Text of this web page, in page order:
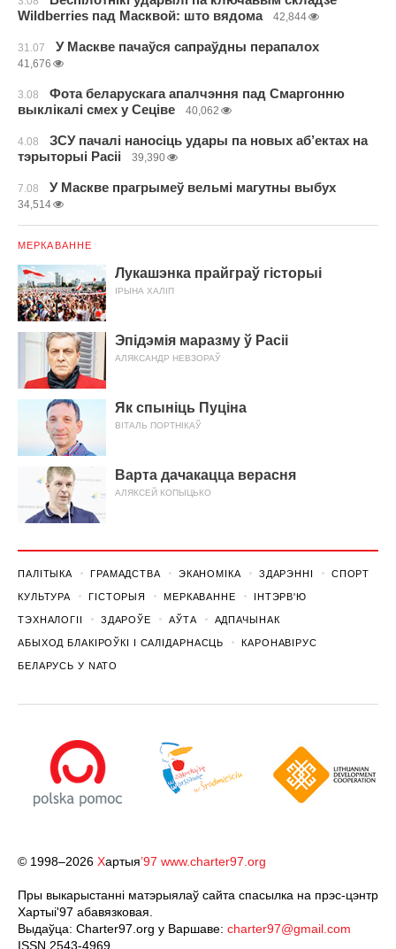
Wildberries пад Масквой: што вядома
42,844
31.07 У Маскве пачаўся сапраўдны перапалох
41,676
3.08
Фота беларускага апалчэння пад Смаргонню
выклікалі смех у Сеціве
40,062
4.08
ЗСУ пачалі наносіць удары па новых аб’ектах на
тэрыторыі Расіі
39,390
7.08 У Маскве прагрымеў вельмі магутны выбух
34,514
МЕРКАВАННЕ
Лукашэнка прайграў гісторыі
ІРЫНА ХАЛІП
Эпідэмія маразму ў Расіі
АЛЯКСАНДР НЕВЗОРАЎ
Як спыніць Пуціна
ВІТАЛЬ ПОРТНІКАЎ
Варта дачакацца верасня
АЛЯКСЕЙ КОПЫЦЬКО
ПАЛІТЫКА ГРАМАДСТВА ЭКАНОМІКА ЗДАРЭННI СПОРТ
КУЛЬТУРА ГІСТОРЫЯ МЕРКАВАННЕ ІНТЭРВ'Ю
ТЭХНАЛОГІІ ЗДАРОЎЕ АЎТА АДПАЧЫНАК
АБЫХОД БЛАКІРОЎКІ І САЛІДАРНАСЦЬ КАРОНАВІРУС
БЕЛАРУСЬ У NATO
© 1998–2026 Хартыя’97 www.charter97.org
Пры выкарыстанні матэрыялаў сайта спасылка на прэс-цэнтр
Хартыi'97 абавязковая.
Выдаўца: Charter97.org у Варшаве: charter97@gmail.com
ISSN 2543-4969